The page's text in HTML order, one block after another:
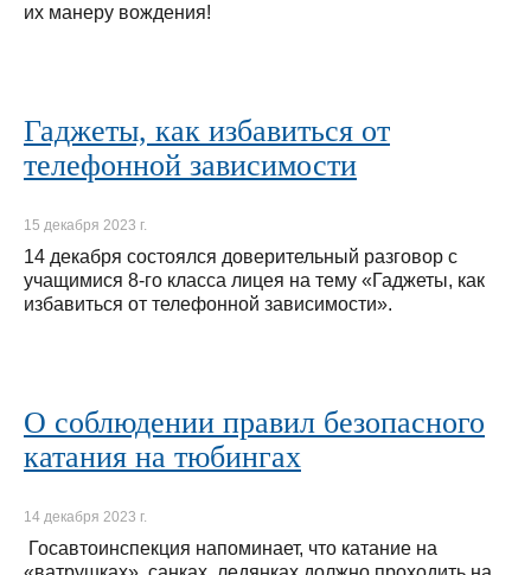
их манеру вождения!
Гаджеты, как избавиться от
телефонной зависимости
15 декабря 2023 г.
14 декабря состоялся доверительный разговор с
учащимися 8-го класса лицея на тему «Гаджеты, как
избавиться от телефонной зависимости».
О соблюдении правил безопасного
катания на тюбингах
14 декабря 2023 г.
Госавтоинспекция напоминает, что катание на